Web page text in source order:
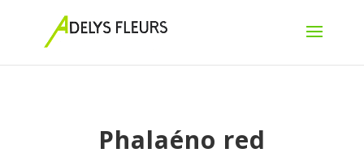
Phalaéno red